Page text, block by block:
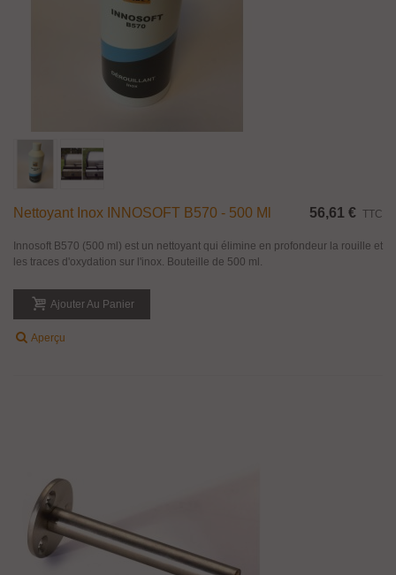
Nettoyant Inox INNOSOFT B570 - 500 Ml 56,61 € TTC
Innosoft B570 (500 ml) est un nettoyant qui élimine en profondeur la rouille et
les traces d'oxydation sur l'inox. Bouteille de 500 ml.
Ajouter Au Panier
Aperçu